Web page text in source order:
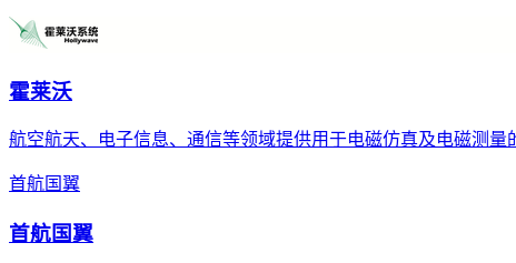
霍莱沃
航空航天、电子信息、通信等领域提供用于电磁仿真及电磁测量
首航国翼
首航国翼